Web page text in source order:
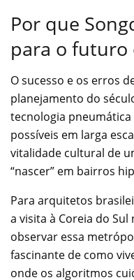
Por que
para o futuro
O sucesso e os erros
planejamento do
tecnologia pneumática
possíveis em larga
vitalidade cultural de
“nascer” em bairros
Para arquitetos
a visita à Coreia do
observar essa
fascinante de como
onde os algoritmos